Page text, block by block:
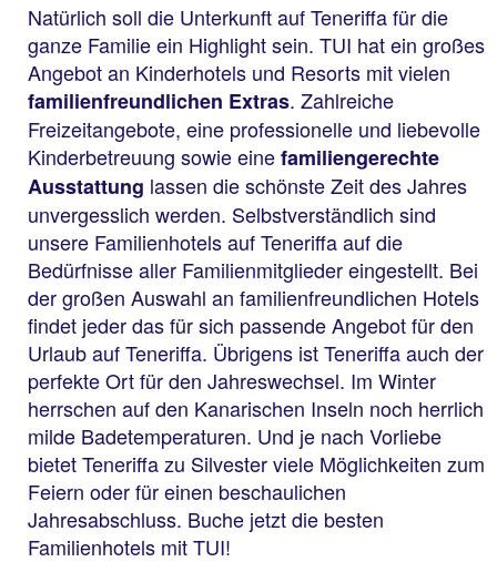
Natürlich soll die Unterkunft auf Teneriffa für die
ganze Familie ein Highlight sein. TUI hat ein großes
Angebot an Kinderhotels und Resorts mit vielen
familienfreundlichen Extras. Zahlreiche
Freizeitangebote, eine professionelle und liebevolle
Kinderbetreuung sowie einefamiliengerechte
Ausstattung lassen die schönste Zeit des Jahres
unvergesslich werden. Selbstverständlich sind
unsere Familienhotels auf Teneriffa auf die
Bedürfnisse aller Familienmitglieder eingestellt. Bei
der großen Auswahl an familienfreundlichen Hotels
findet jeder das für sich passende Angebot für den
Urlaub auf Teneriffa. Übrigens ist Teneriffa auch der
perfekte Ort für den Jahreswechsel. Im Winter
herrschen auf den Kanarischen Inseln noch herrlich
milde Badetemperaturen. Und je nach Vorliebe
bietet Teneriffa zu Silvester viele Möglichkeiten zum
Feiern oder für einen beschaulichen
Jahresabschluss. Buche jetzt die besten
Familienhotels mit TUI!